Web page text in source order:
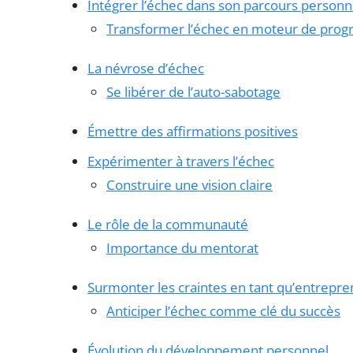
Intégrer l’échec dans son parcours
Transformer l’échec en moteur de
La névrose d’échec
Se libérer de l’auto-sabotage
Émettre des affirmations positives
Expérimenter à travers l’échec
Construire une vision claire
Le rôle de la communauté
Importance du mentorat
Surmonter les craintes en tant
Anticiper l’échec comme clé du succès